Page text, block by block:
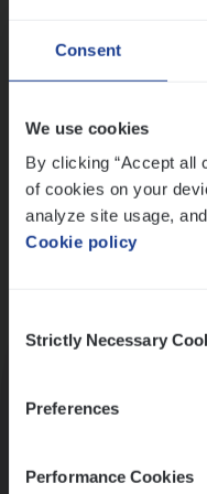
Consent
We use cookies
By clicking “Accept all
of cookies on your
analyze site usage,
Cookie policy
Selection
Strictly Necessary
Preferences
Performance Cookies
Ons